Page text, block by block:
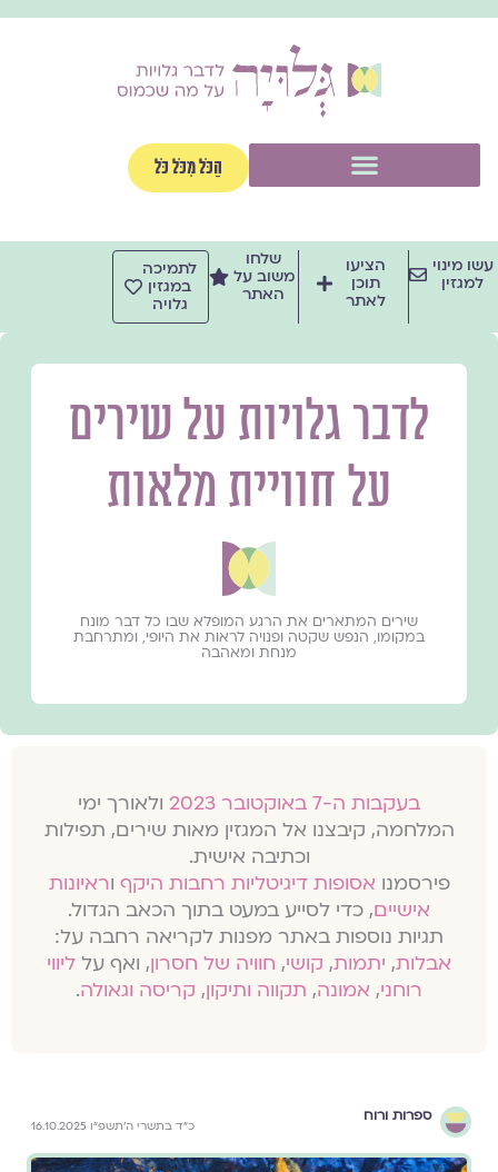
הַכֹּל מִכֹּל כֹּל
עשו מינוי
למגזין
הציעו
תוכן
לאתר
שלחו
משוב על
האתר
לתמיכה
במגזין
גלויה
לדבר גלויות על שירים
על חוויית מלאות
שירים המתארים את הרגע המופלא שבו כל דבר מונח
במקומו, הנפש שקטה ופנויה לראות את היופי, ומתרחבת
מנחת ומאהבה
בעקבות ה-7 באוקטובר 2023
ולאורך ימי
המלחמה, קיבצנו אל המגזין מאות שירים, תפילות
וכתיבה אישית.
פירסמנו אסופות דיגיטליות רחבות היקףוראיונות
אישיים, כדי לסייע במעט בתוך הכאב הגדול.
תגיות נוספות באתר מפנות לקריאה רחבה על:
אבלות, יתמות, קושי, חוויה של חסרון, ואף על ליווי
רוחני, אמונה, תקווה ותיקון, קריסה וגאולה.
ספרות ורוח
כ״ד בתשרי ה׳תשפ״ו 16.10.2025